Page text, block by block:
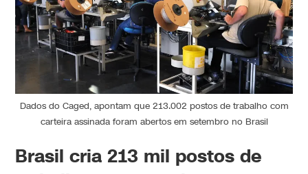
Dados do Caged, apontam que 213.002 postos de trabalho com
carteira assinada foram abertos em setembro no Brasil
Brasil cria 213 mil postos de